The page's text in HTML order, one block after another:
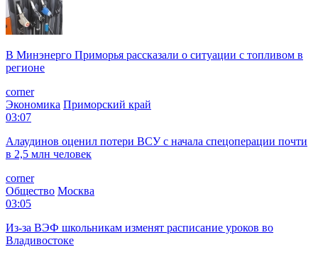
В Минэнерго Приморья рассказали о ситуации с топливом в
регионе
corner
Экономика Приморский край
03:07
Алаудинов оценил потери ВСУ с начала спецоперации почти
в 2,5 млн человек
corner
Общество Москва
03:05
Из-за ВЭФ школьникам изменят расписание уроков во
Владивостоке